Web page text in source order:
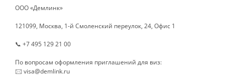
ООО «Демлинк»
121099, Москва, 1-й Смоленский переулок, 24, Офис 1
📞 +7 495 129 21 00
По вопросам оформления приглашений для виз:
🖂 visa@demlink.ru